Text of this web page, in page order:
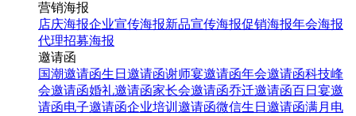
营销海报
店庆海报企业宣传海报新品宣传海报促销海报年会海报
代理招募海报
邀请函
国潮邀请函生日邀请函谢师宴邀请函年会邀请函科技峰
会邀请函婚礼邀请函家长会邀请函乔迁邀请函百日宴邀
请函电子邀请函企业培训邀请函微信生日邀请函满月电